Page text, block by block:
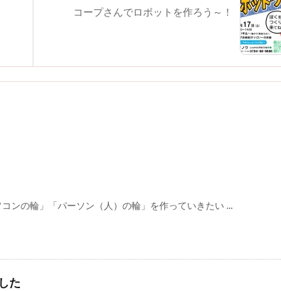
コープさんでロボットを作ろう～！
ンの輪」「パーソン（人）の輪」を作っていきたい ...
た